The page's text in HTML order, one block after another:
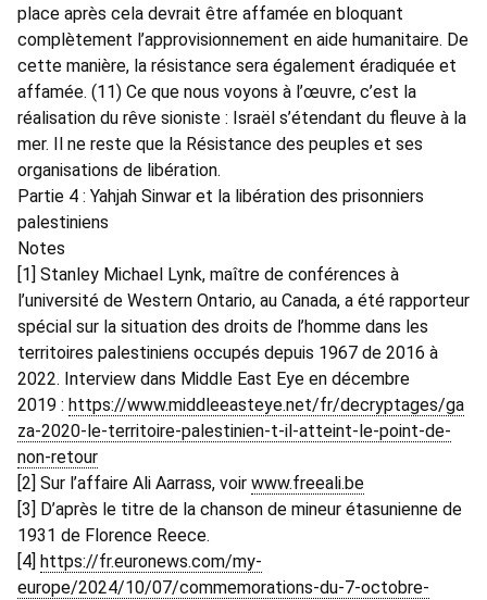
place après cela devrait être affamée en bloquant
complètement l’approvisionnement en aide humanitaire. De
cette manière, la résistance sera également éradiquée et
affamée. (11) Ce que nous voyons à l’œuvre, c’est la
réalisation du rêve sioniste : Israël s’étendant du fleuve à la
mer. Il ne reste que la Résistance des peuples et ses
organisations de libération.
Partie 4 : Yahjah Sinwar et la libération des prisonniers
palestiniens
Notes
[1] Stanley Michael Lynk, maître de conférences à
l’université de Western Ontario, au Canada, a été rapporteur
spécial sur la situation des droits de l’homme dans les
territoires palestiniens occupés depuis 1967 de 2016 à
2022. Interview dans Middle East Eye en décembre
2019 : https://www.middleeasteye.net/fr/decryptages/ga
za-2020-le-territoire-palestinien-t-il-atteint-le-point-de-
non-retour
[2] Sur l’affaire Ali Aarrass, voir www.freeali.be
[3] D’après le titre de la chanson de mineur étasunienne de
1931 de Florence Reece.
[4] https://fr.euronews.com/my-
europe/2024/10/07/commemorations-du-7-octobre-